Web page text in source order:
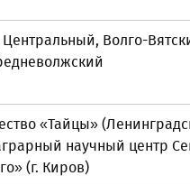
Волго-
«Тайцы»
научный центр
(г. Киров)